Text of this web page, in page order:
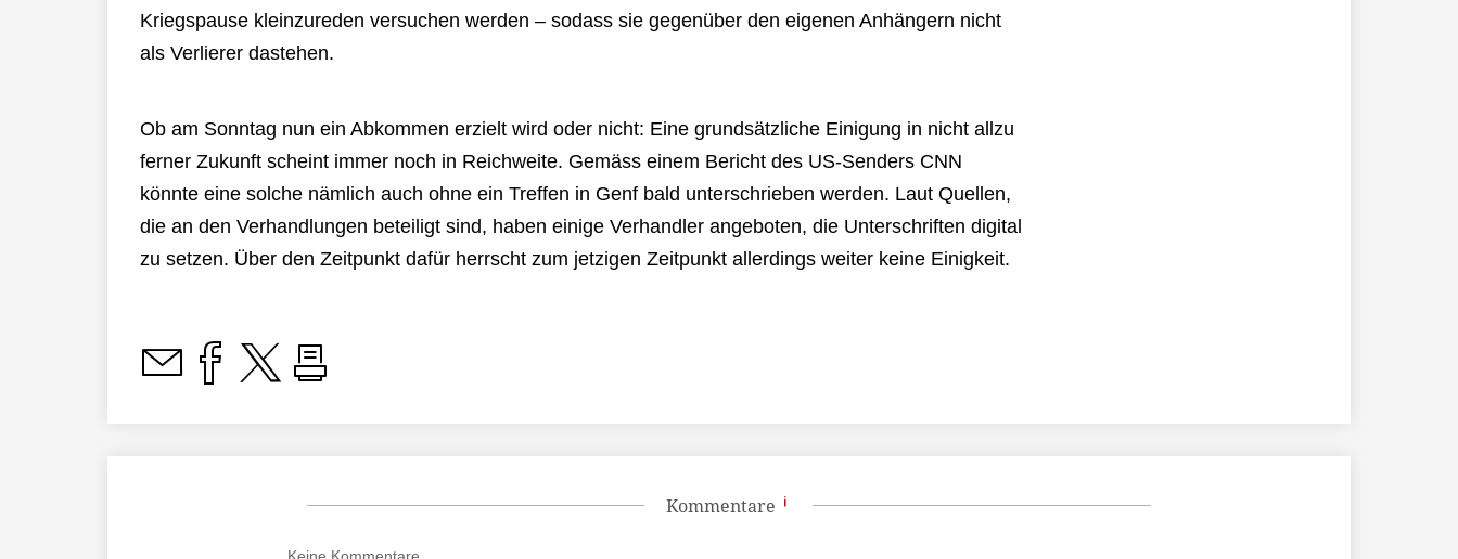
Kriegspause kleinzureden versuchen werden – sodass sie gegenüber den eigenen Anhängern nicht
als Verlierer dastehen.
Ob am Sonntag nun ein Abkommen erzielt wird oder nicht: Eine grundsätzliche Einigung in nicht allzu
ferner Zukunft scheint immer noch in Reichweite. Gemäss einem Bericht des US-Senders CNN
könnte eine solche nämlich auch ohne ein Treffen in Genf bald unterschrieben werden. Laut Quellen,
die an den Verhandlungen beteiligt sind, haben einige Verhandler angeboten, die Unterschriften digital
zu setzen. Über den Zeitpunkt dafür herrscht zum jetzigen Zeitpunkt allerdings weiter keine Einigkeit.
Kommentare